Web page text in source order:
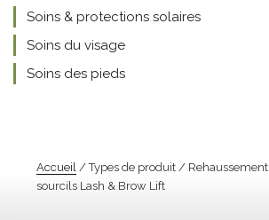
Accueil / Types de produit / Rehaussement
sourcils Lash & Brow Lift
Soins & protections solaires
Soins du visage
Soins des pieds